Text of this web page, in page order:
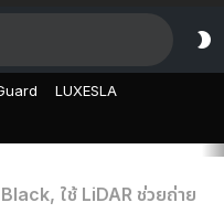
LUXESLA
ใช้ LiDAR ช่วยถ่าย